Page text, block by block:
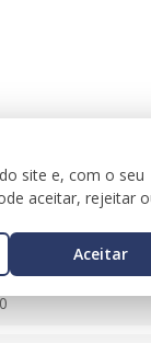
site e, com o seu
aceitar, rejeitar
Aceitar